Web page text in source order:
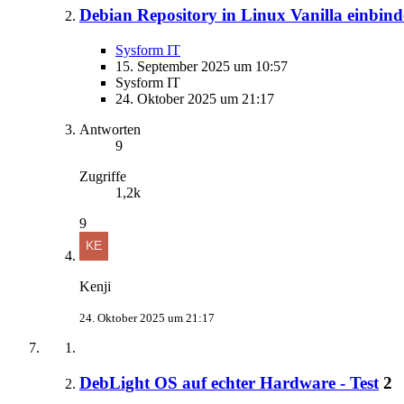
Debian Repository in Linux Vanilla
Sysform IT
15. September 2025 um 10:57
Sysform IT
24. Oktober 2025 um 21:17
Antworten
9
Zugriffe
1,2k
9
Kenji
24. Oktober 2025 um 21:17
DebLight OS auf echter Hardware - Test 2